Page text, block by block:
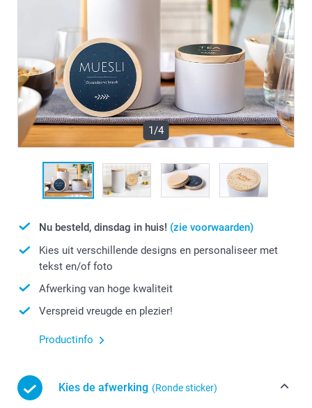
1/4
Nu besteld, dinsdag in huis! (zie voorwaarden)
Kies uit verschillende designs en personaliseer met
tekst en/of foto
Afwerking van hoge kwaliteit
Verspreid vreugde en plezier!
Productinfo
Kies de afwerking (Ronde sticker)